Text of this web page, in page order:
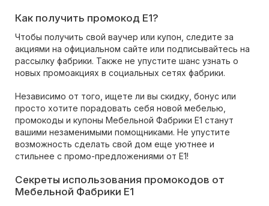
Как получить промокод E1?
Чтобы получить свой ваучер или купон, следите за
акциями на официальном сайте или подписывайтесь на
рассылку фабрики. Также не упустите шанс узнать о
новых промоакциях в социальных сетях фабрики.
Независимо от того, ищете ли вы скидку, бонус или
просто хотите порадовать себя новой мебелью,
промокоды и купоны Мебельной Фабрики Е1 станут
вашими незаменимыми помощниками. Не упустите
возможность сделать свой дом еще уютнее и
стильнее с промо-предложениями от Е1!
Секреты использования промокодов от
Мебельной Фабрики Е1